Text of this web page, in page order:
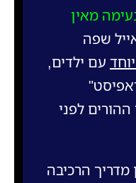
מאין
שפה
עם ילדים,
"
לפני
מדריך הרכיבה